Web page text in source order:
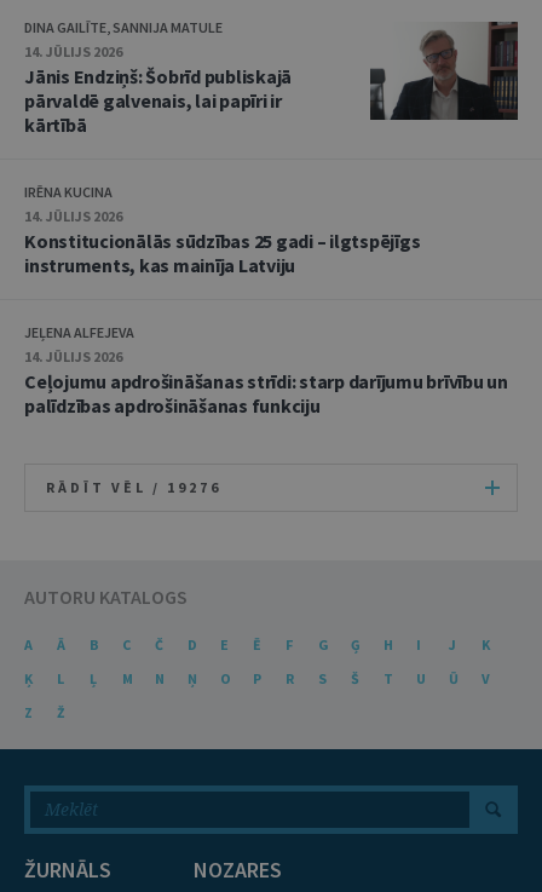
DINA GAILĪTE, SANNIJA MATULE
14. JŪLIJS 2026
Jānis Endziņš: Šobrīd publiskajā
pārvaldē galvenais, lai papīri ir
kārtībā
IRĒNA KUCINA
14. JŪLIJS 2026
Konstitucionālās sūdzības 25 gadi – ilgtspējīgs
instruments, kas mainīja Latviju
JEĻENA ALFEJEVA
14. JŪLIJS 2026
Ceļojumu apdrošināšanas strīdi: starp darījumu brīvību un
palīdzības apdrošināšanas funkciju
RĀDĪT VĒL / 19276
AUTORU KATALOGS
A Ā B C Č D E Ē F G Ģ H I J
K
Ķ
L Ļ M N Ņ O P R S Š T U Ū
V
Z
Ž
ŽURNĀLS
NOZARES